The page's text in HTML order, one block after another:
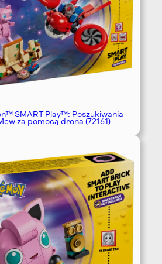
SMART Play™: Poszukiwania
za pomocą drona (72161)